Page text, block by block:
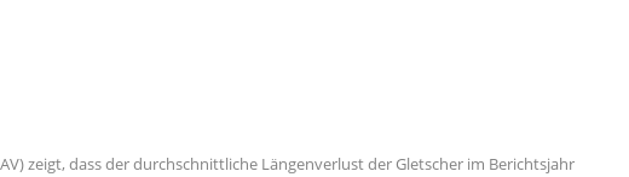
zeigt, dass der durchschnittliche Längenverlust der Gletscher im Berichtsjahr